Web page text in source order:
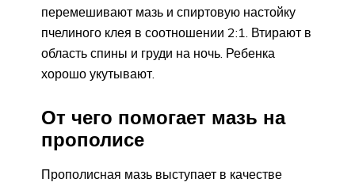
перемешивают мазь и спиртовую настойку
пчелиного клея в соотношении 2:1. Втирают в
область спины и груди на ночь. Ребенка
хорошо укутывают.
От чего помогает мазь на
прополисе
Прополисная мазь выступает в качестве